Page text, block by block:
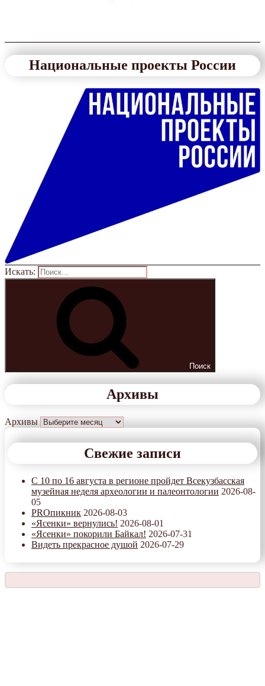
Национальные проекты России
Искать:
Поиск
Архивы
Архивы
Свежие записи
С 10 по 16 августа в регионе пройдет Всекузбасская
музейная неделя археологии и палеонтологии 2026-08-
05
PROпикник 2026-08-03
«Ясенки» вернулись! 2026-08-01
«Ясенки» покорили Байкал! 2026-07-31
Видеть прекрасное душой 2026-07-29